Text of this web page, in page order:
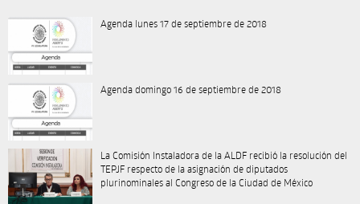
Agenda lunes 17 de septiembre de 2018
Agenda domingo 16 de septiembre de 2018
La Comisión Instaladora de la ALDF recibió la resolución del
TEPJF respecto de la asignación de diputados
plurinominales al Congreso de la Ciudad de México